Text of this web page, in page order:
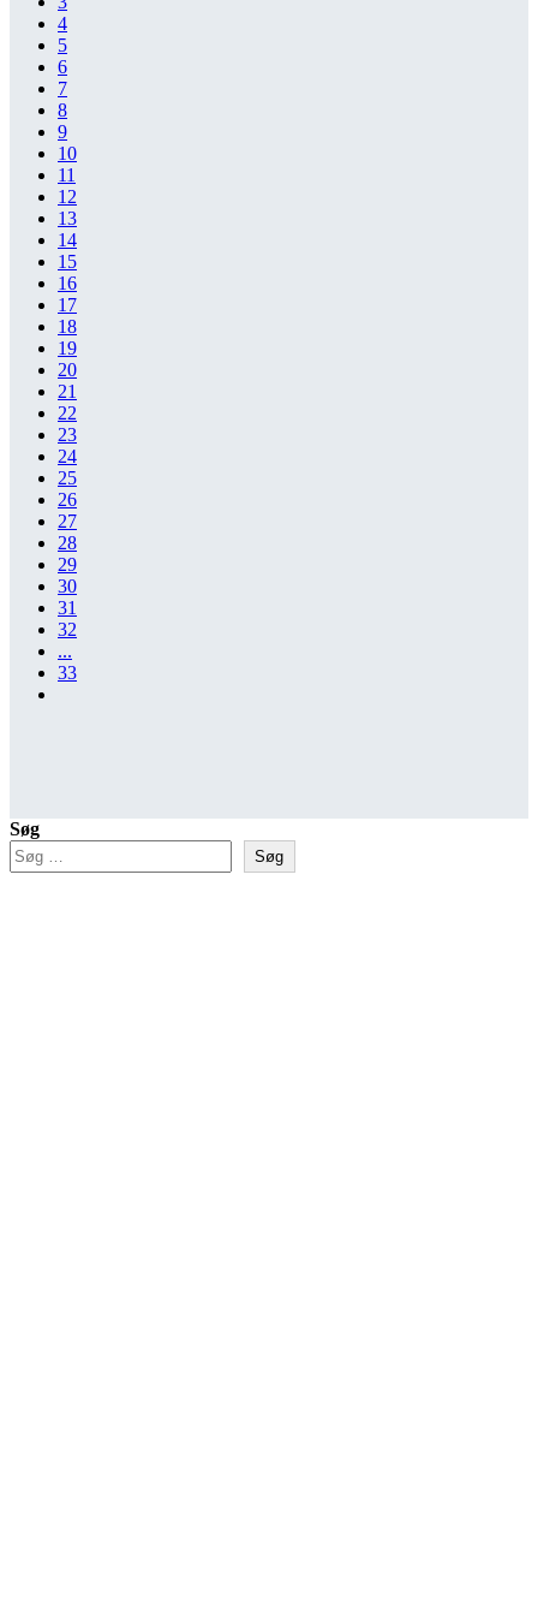
4
5
6
7
8
9
10
11
12
13
14
15
16
17
18
19
20
21
22
23
24
25
26
27
28
29
30
31
32
...
33
Søg
Søg